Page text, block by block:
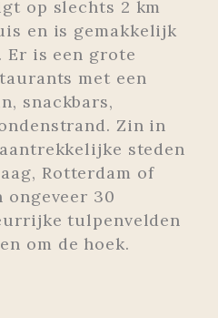
op slechts 2 km
en is gemakkelijk
Er is een grote
met een
snackbars,
Zin in
steden
Rotterdam of
ongeveer 30
tulpenvelden
om de hoek.